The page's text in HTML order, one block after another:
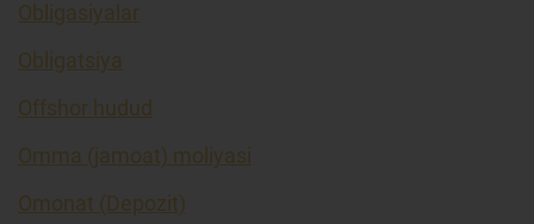
Obligasiyalar
Obligatsiya
Offshor hudud
Omma (jamoat) moliyasi
Omonat (Depozit)